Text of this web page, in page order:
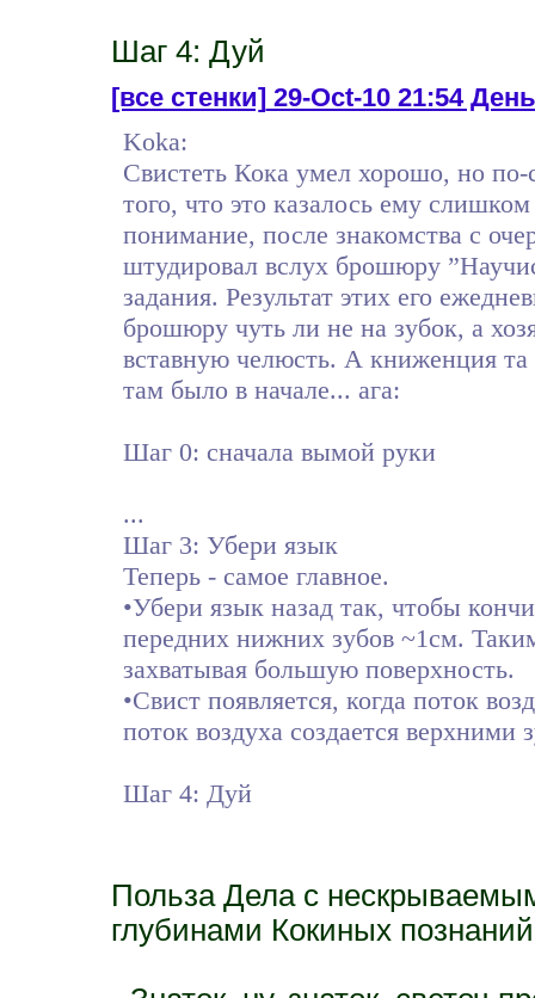
Шаг 4: Дуй
[все стенки]29-Oct-10 21:54
Koka:
Свистеть Кока умел хорошо, но
того, что это казалось ему
понимание, после знакомства с
штудировал вслух брошюру
задания. Результат этих его
брошюру чуть ли не на зубок, а
вставную челюсть. А книженция
там было в начале... ага:
Шаг 0: сначала вымой руки
...
Шаг 3: Убери язык
Теперь - самое главное.
•Убери язык назад так, чтобы
передних нижних зубов ~1см.
захватывая большую поверхность.
•Свист появляется, когда поток
поток воздуха создается верхними
Шаг 4: Дуй
Польза Дела с
глубинами Кокиных